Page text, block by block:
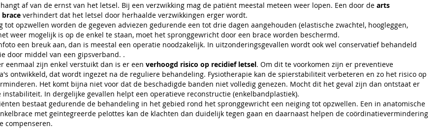
af van de ernst van het letsel. Bij een verzwikking mag de patiënt meestal meteen weer lopen. Een door de arts
verhindert dat het letsel door herhaalde verzwikkingen erger wordt.
tot opzwellen worden de gegeven adviezen gedurende een tot drie dagen aangehouden (elastische zwachtel, hoogleggen,
weer mogelijk is op de enkel te staan, moet het spronggewricht door een brace worden beschermd.
een breuk aan, dan is meestal een operatie noodzakelijk. In uitzonderingsgevallen wordt ook wel conservatief behandeld
door middel van een gipsverband. .
eenmaal zijn enkel verstuikt dan is er een verhoogd risico op recidief letsel. Om dit te voorkomen zijn er preventieve
ontwikkeld, dat wordt ingezet na de reguliere behandeling. Fysiotherapie kan de spierstabiliteit verbeteren en zo het risico op
Het komt bijna niet voor dat de beschadigde banden niet volledig genezen. Mocht dit het geval zijn dan ontstaat er
instabiliteit. In dergelijke gevallen helpt een operatieve reconstructie (enkelbandplastiek).
bestaat gedurende de behandeling in het gebied rond het spronggewricht een neiging tot opzwellen. Een in anatomische
met geïntegreerde pelottes kan de klachten dan duidelijk tegen gaan en daarnaast helpen de coördinatievermindering
compenseren.